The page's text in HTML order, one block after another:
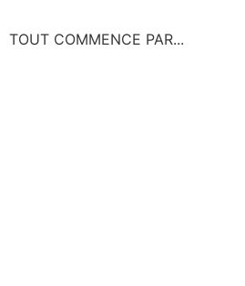
TOUT COMMENCE PAR...